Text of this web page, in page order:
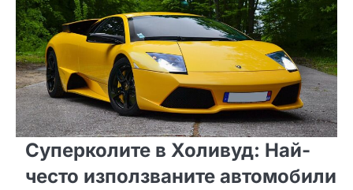
Суперколите в Холивуд: Най-
често използваните автомобили